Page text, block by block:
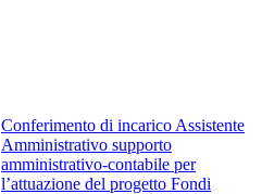
Conferimento di incarico Assistente
Amministrativo supporto
amministrativo-contabile per
l’attuazione del progetto Fondi